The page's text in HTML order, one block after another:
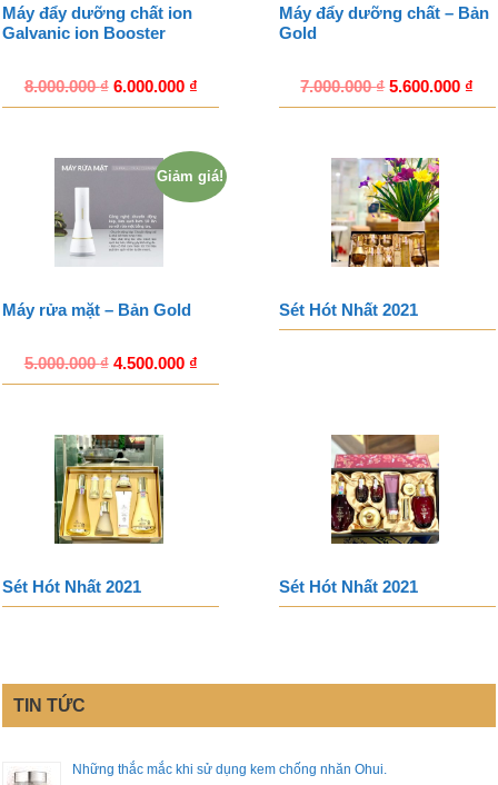
Máy đẩy dưỡng chất ion
Galvanic ion Booster
8.000.000₫ 6.000.000 ₫
Máy đẩy dưỡng chất – Bản
Gold
7.000.000₫ 5.600.000 ₫
Giảm giá!
Máy rửa mặt – Bản Gold
5.000.000₫ 4.500.000 ₫
Sét Hót Nhất 2021
Sét Hót Nhất 2021 Sét Hót Nhất 2021
TIN TỨC
Những thắc mắc khi sử dụng kem chống nhăn Ohui.